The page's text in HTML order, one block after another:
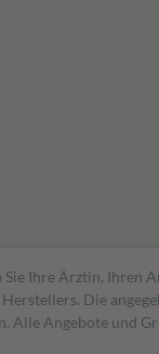
Ihre Ärztin,
Die
Angebote und